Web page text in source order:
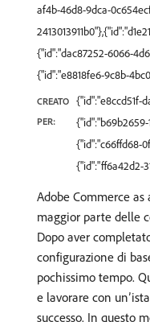
af4b-46d8-9dca-
{"id":"dac87252-6066-
{"id":"e8818fe6-9c8b-
CREATO
PER:
{"id":"e8ccd51f-
{"id":"c66ffd68-
{"id":"ff6a42d2-
Adobe Commerce as
maggior parte delle
Dopo aver
configurazione di
pochissimo tempo.
e lavorare con
successo. In questo